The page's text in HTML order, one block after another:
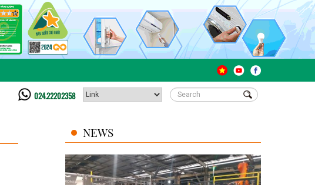
024.22202358
NEWS